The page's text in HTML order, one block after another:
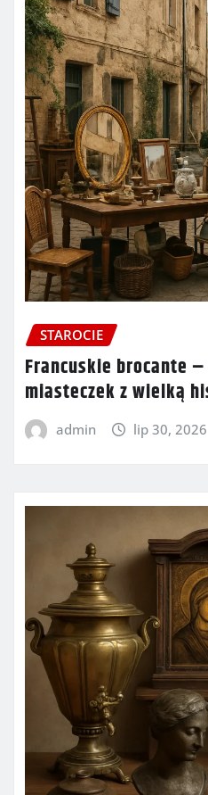
STAROCIE
Francuskie brocante
miasteczek z wielką
admin lip 30, 2026